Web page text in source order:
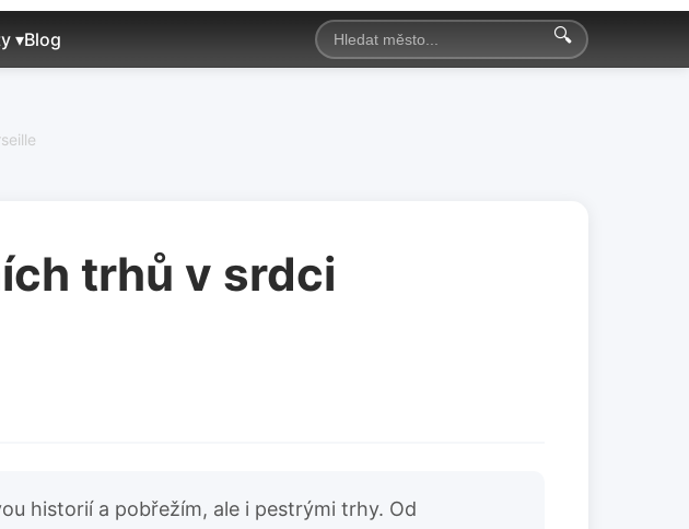
▾Blog 🔍
trhů v srdci
historií a pobřežím, ale i pestrými trhy. Od